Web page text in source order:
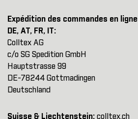
Expédition des commandes en ligne
DE, AT, FR, IT:
Colltex AG
c/o SG Spedition GmbH
Hauptstrasse 99
DE-78244 Gottmadingen
Deutschland
Suisse & Liechtenstein: colltex.ch